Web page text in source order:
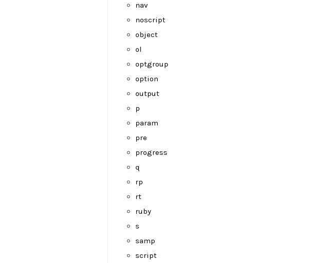
nav
noscript
object
ol
optgroup
option
output
p
param
pre
progress
q
rp
rt
ruby
s
samp
script